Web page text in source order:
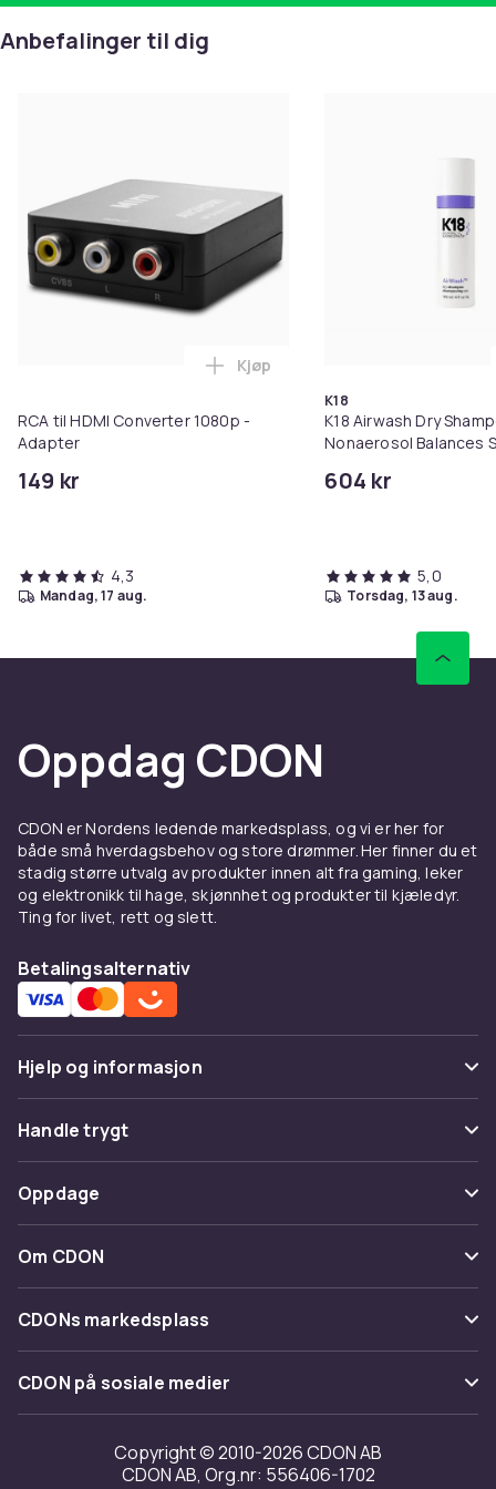
Anbefalinger til dig
RCA til HDMI Converter 1080p -
Adapter
149 kr
Legg RCA til HDMI Converter
Kjøp
4,3
mandag, 17 aug.
K18
K18 Airwash Dry
Nonaerosol Balances
604 kr
5,0
torsdag, 13 aug.
Oppdag CDON
CDON er Nordens ledende markedsplass, og vi er her for
både små hverdagsbehov og store drømmer. Her finner du et
stadig større utvalg av produkter innen alt fra gaming, leker
og elektronikk til hage, skjønnhet og produkter til kjæledyr.
Ting for livet, rett og slett.
Betalingsalternativ
Hjelp og informasjon
Vanlige spørsmål
Spor pakke
Angre & returner her
Kontakt oss
Handle trygt
Betaling
Levering
Tilbakekallinger
Oppdage
Kategorier
Varemerker
Om CDON
Om oss
Kundeanmeldelser
Jobbe på CDON
Investor relations
CDONs markedsplass
Merchant Help Center
CDON på sosiale medier
Copyright © 2010-2026 CDON AB
CDON AB, Org.nr: 556406-1702